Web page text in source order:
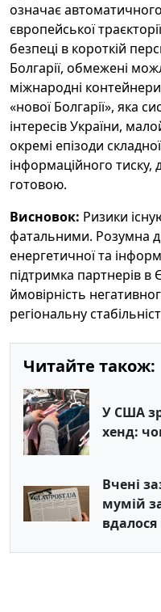
означає автоматичного
європейської
безпеці в короткій
Болгарії, обмежені
міжнародні
«нової Болгарії», яка
інтересів України,
окремі епізоди
інформаційного тиску,
готовою.
Висновок: Ризики
фатальними. Розумна
енергетичної та
підтримка партнерів
ймовірність
регіональну
Читайте також:
У США
хенд:
Вчені
мумій